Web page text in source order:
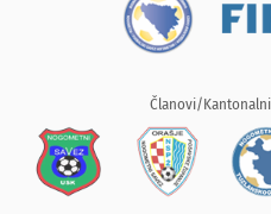
Članovi/